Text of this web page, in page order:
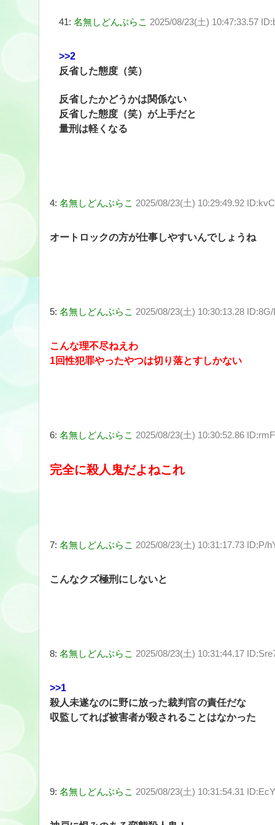
41: 名無しどんぶらこ 2025/08/23(土) 10:47:33.57
>>2
反省した態度（笑）
反省したかどうかは関係ない
反省した態度（笑）が上手だと
量刑は軽くなる
4: 名無しどんぶらこ 2025/08/23(土) 10:29:49.92
オートロックの方が仕事しやすいんでしょうね
5: 名無しどんぶらこ 2025/08/23(土) 10:30:13.28
こんな理不尽ねえわ
1回性犯罪やったやつは切り落とすしかない
6: 名無しどんぶらこ 2025/08/23(土) 10:30:52.86
完全に殺人鬼だよねこれ
7: 名無しどんぶらこ 2025/08/23(土) 10:31:17.73 ID:P/
こんなクズ極刑にしないと
8: 名無しどんぶらこ 2025/08/23(土) 10:31:44.17
>>1
殺人未遂なのに野に放った裁判官の責任だな
収監してれば被害者が殺されることはなかった
9: 名無しどんぶらこ 2025/08/23(土) 10:31:54.31